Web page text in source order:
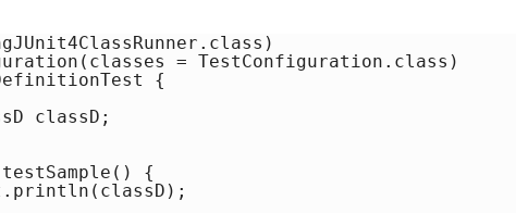
= TestConfiguration.class)
{
classD;
{